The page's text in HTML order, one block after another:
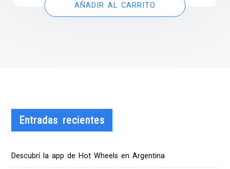
AÑADIR AL CARRITO
Entradas recientes
Descubrí la app de Hot Wheels en Argentina